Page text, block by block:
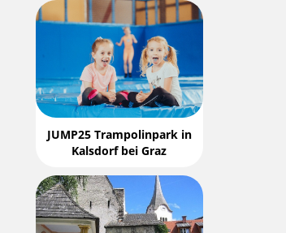
JUMP25 Trampolinpark in
Kalsdorf bei Graz